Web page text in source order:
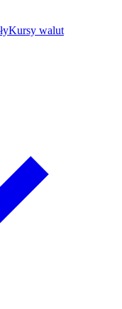
Kursy walut